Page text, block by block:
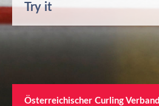
Try it
Österreichischer Curling Verband